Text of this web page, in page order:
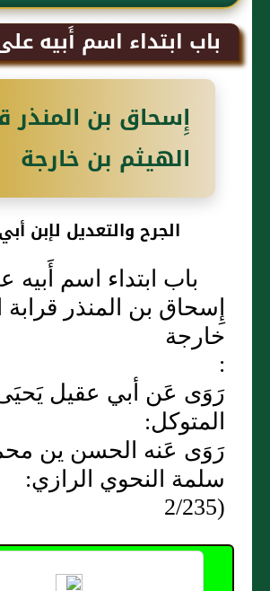
مِمَّن يُسَمَّى إِسحاق
باب ابتداء اسم أَبيه
إِسحاق بن المنذر
الهيثم بن خارجة
الجرح والتعديل لإبن
باب ابتداء اسم أَبيه
إِسحاق بن المنذر قرابة
خارجة
:
رَوَى عَن أبي عقيل
المتوكل:
رَوَى عَنه الحسن ين
سلمة النحوي الرازي:
(2/235